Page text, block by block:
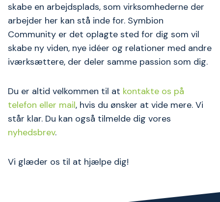
skabe en arbejdsplads, som virksomhederne der
arbejder her kan stå inde for. Symbion
Community er det oplagte sted for dig som vil
skabe ny viden, nye idéer og relationer med andre
iværksættere, der deler samme passion som dig.
Du er altid velkommen til at kontakte os på
telefon eller mail, hvis du ønsker at vide mere. Vi
står klar. Du kan også tilmelde dig vores
nyhedsbrev.
Vi glæder os til at hjælpe dig!